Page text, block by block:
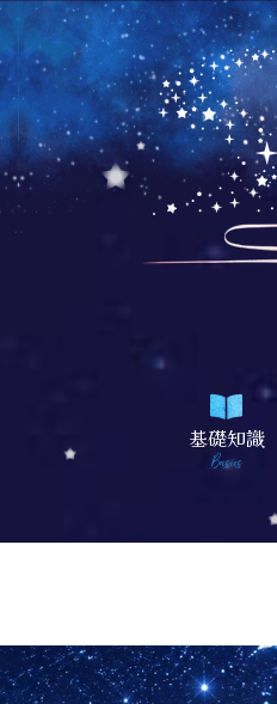
基礎知識
Basics
は自然に伝わる例文7つ｜片